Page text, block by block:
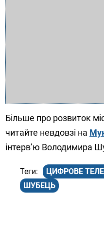
Більше про розвиток
читайте невдовзі на
інтерв’ю Володимира
ЦИФРОВЕ
ШУБЕЦЬ